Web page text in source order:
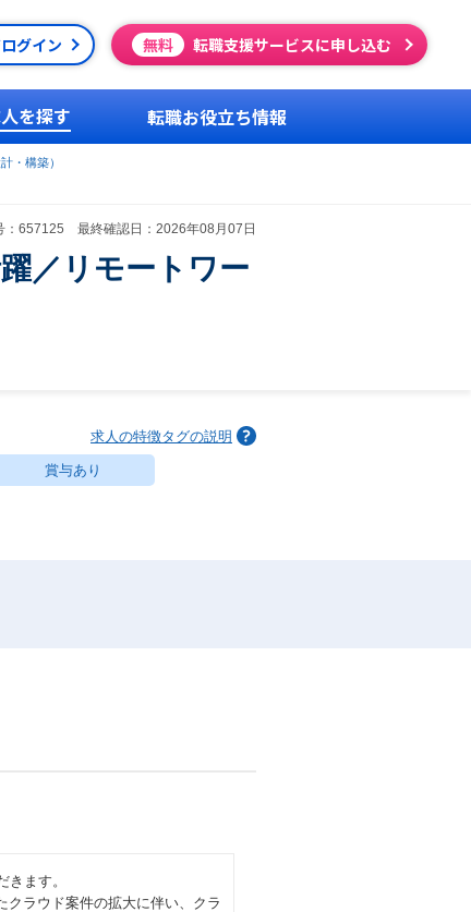
グイン 無料 転職支援サービスに申し込む
を探す 転職お役立ち情報
・構築）
：657125 最終確認日：2026年08月07日
／リモートワー
求人の特徴タグの説明
賞与あり
ます。
ラウド案件の拡大に伴い、クラ